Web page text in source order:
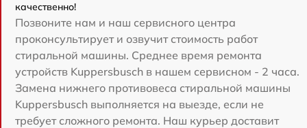
качественно!
Позвоните нам и наш сервисного центра
проконсультирует и озвучит стоимость работ
стиральной машины. Среднее время ремонта
устройств Kuppersbusch в нашем сервисном - 2 часа.
Замена нижнего противовеса стиральной машины
Kuppersbusch выполняется на выезде, если не
требует сложного ремонта. Наш курьер доставит